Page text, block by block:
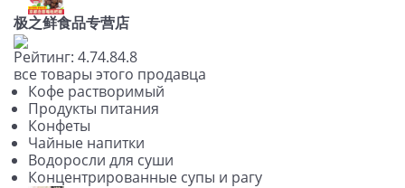
极之鲜食品专营店
Рейтинг: 4.74.84.8
все товары этого продавца
Кофе растворимый
Продукты питания
Конфеты
Чайные напитки
Водоросли для суши
Концентрированные супы и рагу